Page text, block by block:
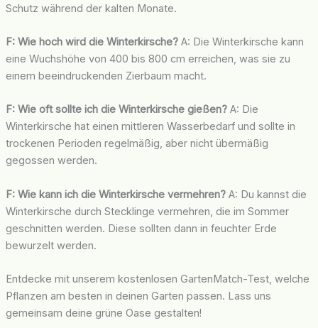
Schutz während der kalten Monate.
F: Wie hoch wird die Winterkirsche?A: Die Winterkirsche kann
eine Wuchshöhe von 400 bis 800 cm erreichen, was sie zu
einem beeindruckenden Zierbaum macht.
F: Wie oft sollte ich die Winterkirsche gießen?A: Die
Winterkirsche hat einen mittleren Wasserbedarf und sollte in
trockenen Perioden regelmäßig, aber nicht übermäßig
gegossen werden.
F: Wie kann ich die Winterkirsche vermehren?A: Du kannst die
Winterkirsche durch Stecklinge vermehren, die im Sommer
geschnitten werden. Diese sollten dann in feuchter Erde
bewurzelt werden.
Entdecke mit unserem kostenlosen GartenMatch-Test, welche
Pflanzen am besten in deinen Garten passen. Lass uns
gemeinsam deine grüne Oase gestalten!